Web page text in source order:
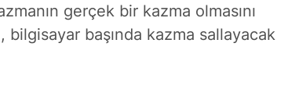
gerçek bir kazma olmasını
başında kazma sallayacak